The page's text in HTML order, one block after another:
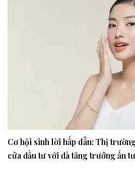
Cơ hội sinh lời hấp dẫn: Thị
cửa đầu tư với đà tăng trưởng ấn